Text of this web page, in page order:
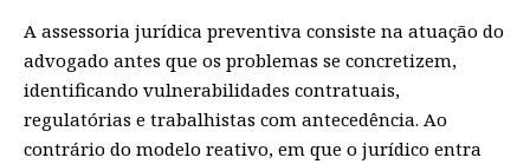
A assessoria jurídica preventiva consiste na atuação do
advogado antes que os problemas se concretizem,
identificando vulnerabilidades contratuais,
regulatórias e trabalhistas com antecedência. Ao
contrário do modelo reativo, em que o jurídico entra